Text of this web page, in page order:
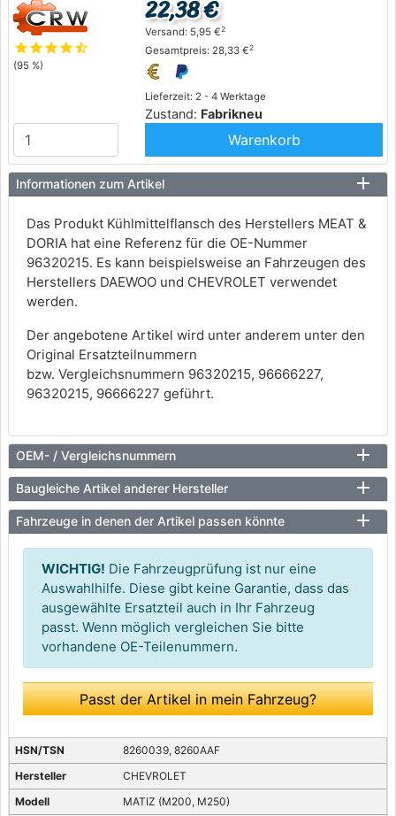
starstarstarstarstar_half
(95 %)
Lieferzeit: 2 - 4 Werktage
Zustand: Fabrikneu
22,38 €
Versand: 5,95 €2
Gesamtpreis: 28,33 €2
Warenkorb
Informationen zum Artikel
Das Produkt Kühlmittelflansch des Herstellers MEAT &
DORIA hat eine Referenz für die OE-Nummer
96320215. Es kann beispielsweise an Fahrzeugen des
Herstellers DAEWOO und CHEVROLET verwendet
werden.
Der angebotene Artikel wird unter anderem unter den
Original Ersatzteilnummern
bzw. Vergleichsnummern 96320215, 96666227,
96320215, 96666227 geführt.
OEM- / Vergleichsnummern
Baugleiche Artikel anderer Hersteller
Fahrzeuge in denen der Artikel passen könnte
WICHTIG! Die Fahrzeugprüfung ist nur eine
Auswahlhilfe. Diese gibt keine Garantie, dass das
ausgewählte Ersatzteil auch in Ihr Fahrzeug
passt. Wenn möglich vergleichen Sie bitte
vorhandene OE-Teilenummern.
Passt der Artikel in mein Fahrzeug?
8260039, 8260AAF
CHEVROLET
MATIZ (M200, M250)